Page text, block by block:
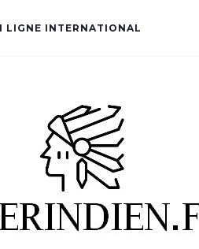
LIGNE INTERNATIONAL